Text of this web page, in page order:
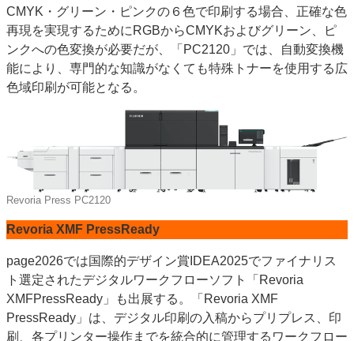
CMYK・グリーン・ピンクの６色で印刷する場合、正確な色
再現を実現するためにRGBからCMYKおよびグリーン、ピ
ンクへの色変換が必要だが、「PC2120」では、自動変換機
能により、専門的な知識がなくても特殊トナーを使用する広
色域印刷が可能となる。
Revoria Press PC2120
Revoria XMF PressReady
page2026では国際的デザイン賞IDEA2025でファイナリス
ト選定されたデジタルワークフローソフト「Revoria
XMFPressReady」も出展する。「Revoria XMF
PressReady」は、デジタル印刷の入稿からプリプレス、印
刷、各プリンター操作までを統合的に管理するワークフロー